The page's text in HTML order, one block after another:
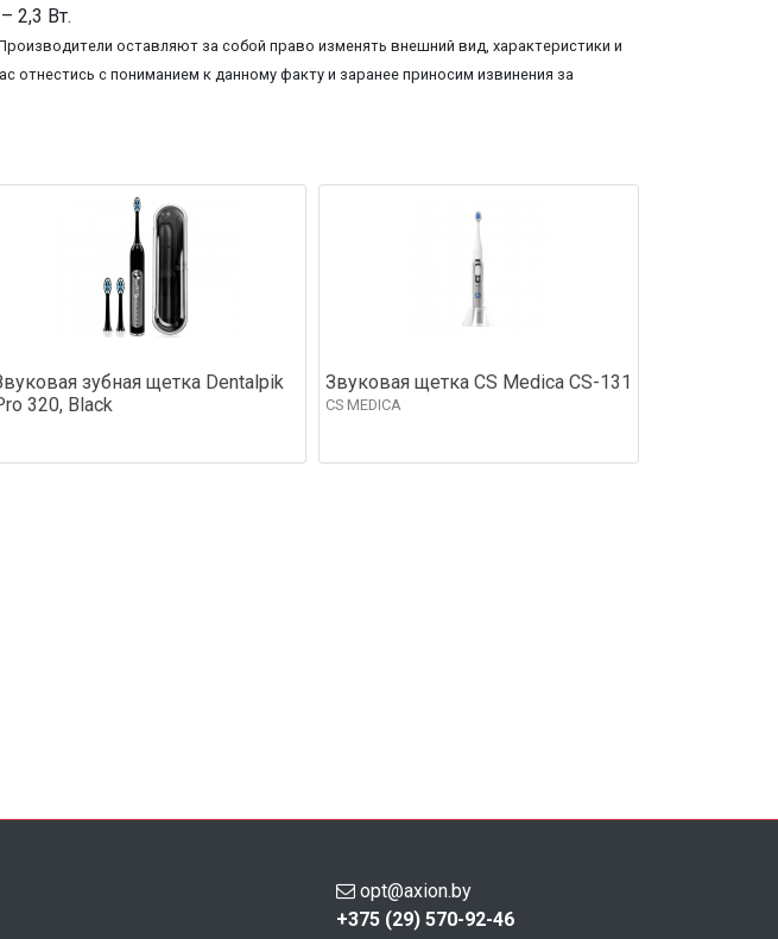
2,3 Вт.
оставляют за собой право изменять внешний вид, характеристики и
с пониманием к данному факту и заранее приносим извинения за
зубная щетка Dentalpik
320, Black
Звуковая щетка CS Medica CS-131
CS MEDICA
opt@axion.by
+375 (29) 570-92-46